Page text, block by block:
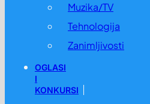
Muzika/TV
Tehnologija
Zanimljivosti
OGLASI
I
KONKURSI